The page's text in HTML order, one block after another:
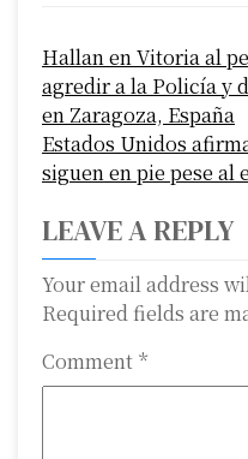
o
s
t
n
a
v
i
g
Hallan en Vitoria al
agredir a la Policía y
en Zaragoza, España
Estados Unidos
siguen en pie pese al
LEAVE A REPLY
Your email address
Required fields are
Comment *